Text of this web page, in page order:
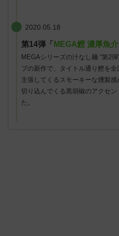
2020.05.18
第14弾「 MEGA鰹 濃厚魚
MEGAシリーズの汁なし麺 “第2
プの新作で、タイトル通り鰹を
主張してくるスモーキーな燻製
切り込んでくる黒胡椒のアクセ
た。